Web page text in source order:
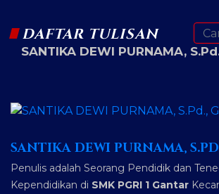
DAFTAR TULISAN
SANTIKA DEWI PURNAMA,
SANTIKA DEWI PURNAMA,
Penulis adalah Seorang Pendidik dan
Kependidikan di SMK PGRI 1 Gantar